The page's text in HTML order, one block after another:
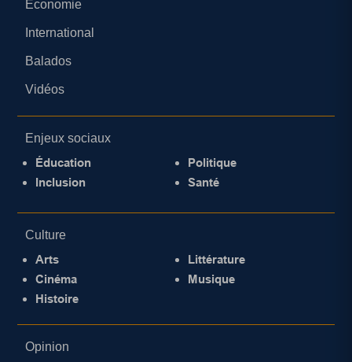
Économie
International
Balados
Vidéos
Enjeux sociaux
Éducation
Inclusion
Politique
Santé
Culture
Arts
Cinéma
Histoire
Littérature
Musique
Opinion